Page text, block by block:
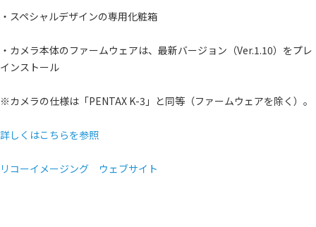
・スペシャルデザインの専用化粧箱
・カメラ本体のファームウェアは、最新バージョン（Ver.1.10）をプレ
インストール
※カメラの仕様は「PENTAX K-3」と同等（ファームウェアを除く）。
詳しくはこちらを参照
リコーイメージング ウェブサイト